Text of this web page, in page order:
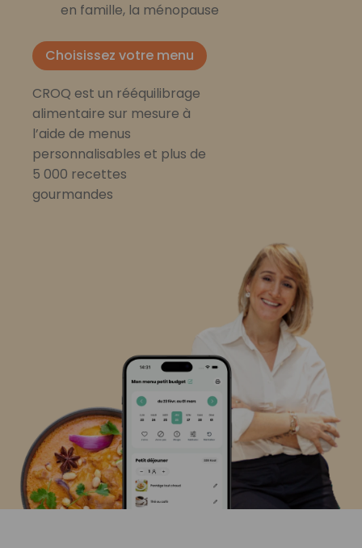
en famille, la ménopause
Choisissez votre menu
CROQ est un rééquilibrage
alimentaire sur mesure à
l’aide de menus
personnalisables et plus de
5 000 recettes
gourmandes